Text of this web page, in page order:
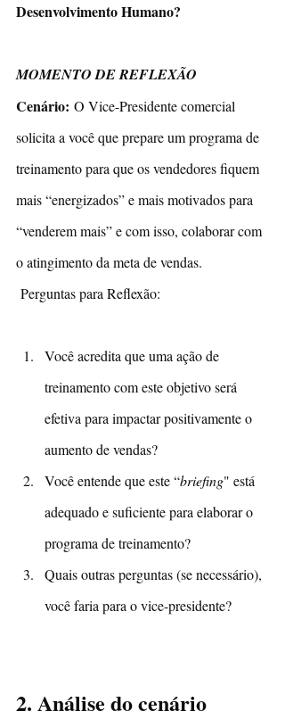
Desenvolvimento Humano?
MOMENTO DE REFLEXÃO
Cenário: O Vice-Presidente comercial
solicita a você que prepare um programa de
treinamento para que os vendedores fiquem
mais “energizados” e mais motivados para
“venderem mais” e com isso, colaborar com
o atingimento da meta de vendas.
Perguntas para Reflexão:
Você acredita que uma ação de
treinamento com este objetivo será
efetiva para impactar positivamente o
aumento de vendas?
Você entende que este “briefing" está
adequado e suficiente para elaborar o
programa de treinamento?
Quais outras perguntas (se necessário),
você faria para o vice-presidente?
2. Análise do cenário